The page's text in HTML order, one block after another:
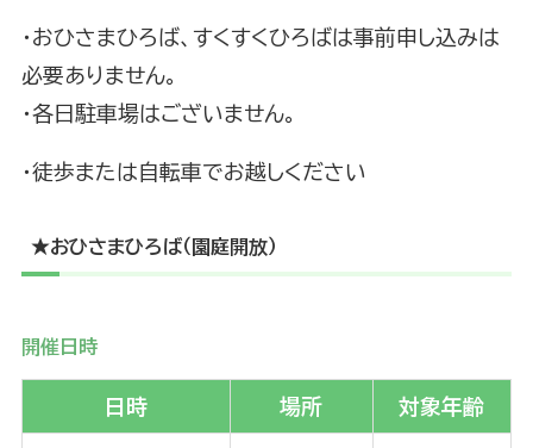
・おひさまひろば、すくすくひろばは事前申し込みは
必要ありません。
・各日駐車場はございません。
・徒歩または自転車でお越しください
★おひさまひろば（園庭開放）
開催日時
日時 場所 対象年齢